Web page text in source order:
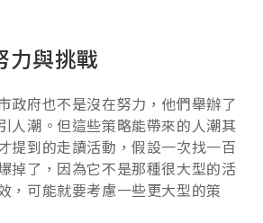
力與挑戰
政府也不是沒在努力，他們舉辦了
人潮。但這些策略能帶來的人潮其
提到的走讀活動，假設一次找一百
掉了，因為它不是那種很大型的活
，可能就要考慮一些更大型的策